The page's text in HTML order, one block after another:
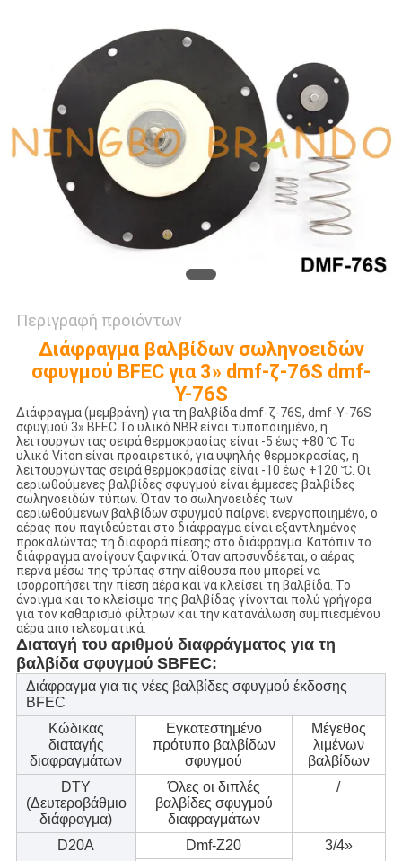
ΠΟΛΙΤΙΚΉ
ΑΠΟΡΡΉΤΟΥ
Περιγραφή προϊόντων
Διάφραγμα βαλβίδων σωληνοειδών
σφυγμού BFEC για 3» dmf-ζ-76S dmf-
Υ-76S
Διάφραγμα (μεμβράνη) για τη βαλβίδα dmf-ζ-76S, dmf-Υ-76S
σφυγμού 3» BFEC Το υλικό NBR είναι τυποποιημένο, η
λειτουργώντας σειρά θερμοκρασίας είναι -5 έως +80 ℃ Το
υλικό Viton είναι προαιρετικό, για υψηλής θερμοκρασίας, η
λειτουργώντας σειρά θερμοκρασίας είναι -10 έως +120 ℃. Οι
αεριωθούμενες βαλβίδες σφυγμού είναι έμμεσες βαλβίδες
σωληνοειδών τύπων. Όταν το σωληνοειδές των
αεριωθούμενων βαλβίδων σφυγμού παίρνει ενεργοποιημένο, ο
αέρας που παγιδεύεται στο διάφραγμα είναι εξαντλημένος
προκαλώντας τη διαφορά πίεσης στο διάφραγμα. Κατόπιν το
διάφραγμα ανοίγουν ξαφνικά. Όταν αποσυνδέεται, ο αέρας
περνά μέσω της τρύπας στην αίθουσα που μπορεί να
ισορροπήσει την πίεση αέρα και να κλείσει τη βαλβίδα. Το
άνοιγμα και το κλείσιμο της βαλβίδας γίνονται πολύ γρήγορα
για τον καθαρισμό φίλτρων και την κατανάλωση συμπιεσμένου
αέρα αποτελεσματικά.
Διαταγή του αριθμού διαφράγματος για τη
βαλβίδα σφυγμού SBFEC:
Διάφραγμα για τις νέες βαλβίδες σφυγμού έκδοσης
BFEC
Κώδικας
διαταγής
διαφραγμάτων
Εγκατεστημένο
πρότυπο βαλβίδων
σφυγμού
Μέγεθος
λιμένων
βαλβίδων
DTY
(Δευτεροβάθμιο
διάφραγμα)
Όλες οι διπλές
βαλβίδες σφυγμού
διαφραγμάτων
/
D20A Dmf-Z20
3/4»